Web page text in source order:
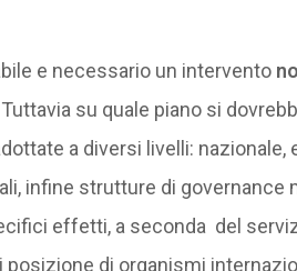
e necessario un intervento
su quale piano si
a diversi livelli: nazionale,
infine strutture di governance
effetti, a seconda del
posizione di organismi